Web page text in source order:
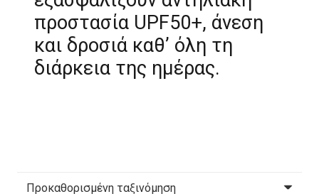
προστασία UPF50+, άνεση
και δροσιά καθ’ όλη τη
διάρκεια της ημέρας.